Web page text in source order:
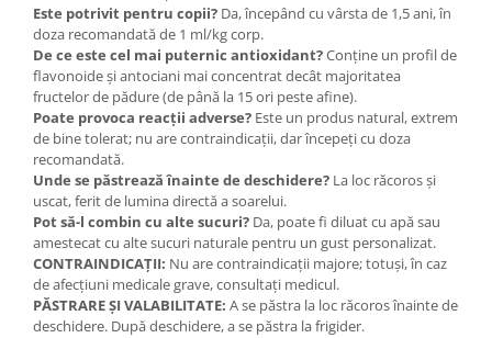
Este potrivit pentru copii? Da, începând cu vârsta de 1,5 ani, în
doza recomandată de 1 ml/kg corp.
De ce este cel mai puternic antioxidant?Conține un profil de
flavonoide și antociani mai concentrat decât majoritatea
fructelor de pădure (de până la 15 ori peste afine).
Poate provoca reacții adverse? Este un produs natural, extrem
de bine tolerat; nu are contraindicații, dar începeți cu doza
recomandată.
Unde se păstrează înainte de deschidere? La loc răcoros și
uscat, ferit de lumina directă a soarelui.
Pot să-l combin cu alte sucuri? Da, poate fi diluat cu apă sau
amestecat cu alte sucuri naturale pentru un gust personalizat.
CONTRAINDICAȚII: Nu are contraindicații majore; totuși, în caz
de afecțiuni medicale grave, consultați medicul.
PĂSTRARE ȘI VALABILITATE: A se păstra la loc răcoros înainte de
deschidere. După deschidere, a se păstra la frigider.